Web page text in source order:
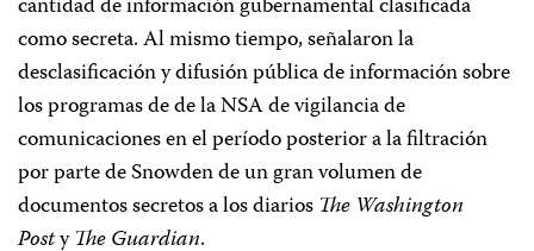
cantidad de información gubernamental clasificada
como secreta. Al mismo tiempo, señalaron la
desclasificación y difusión pública de información sobre
los programas de de la NSA de vigilancia de
comunicaciones en el período posterior a la filtración
por parte de Snowden de un gran volumen de
documentos secretos a los diarios The Washington
Posty TheGuardian.